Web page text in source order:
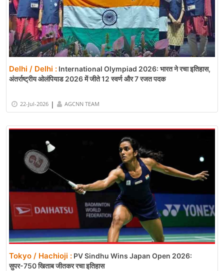
Delhi / Delhi : International Olympiad 2026: भारत ने रचा इतिहास,
अंतर्राष्ट्रीय ओलंपियाड 2026 में जीते 12 स्वर्ण और 7 रजत पदक
22-Jul-2026 | AGCNN TEAM
Tokyo / Hachioji : PV Sindhu Wins Japan Open 2026:
सुपर-750 खिताब जीतकर रचा इतिहास